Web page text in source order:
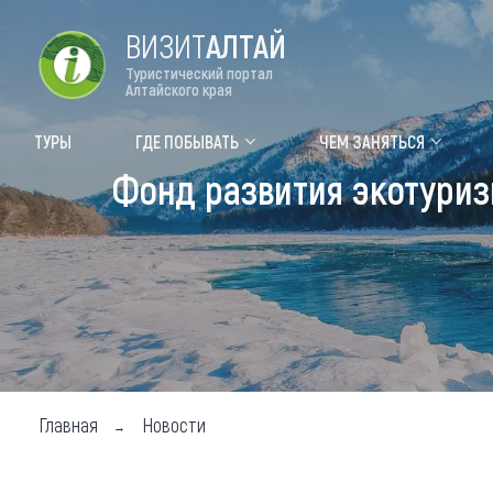
Форум VISIT ALTAI
Туры Где
Топ
ВИЗИТАЛТАЙ
Туристический портал
Алтайского края
ТУРЫ ГДЕ ПОБЫВАТЬ ЧЕМ ЗАНЯТЬСЯ
Фонд развития
Главная Новости